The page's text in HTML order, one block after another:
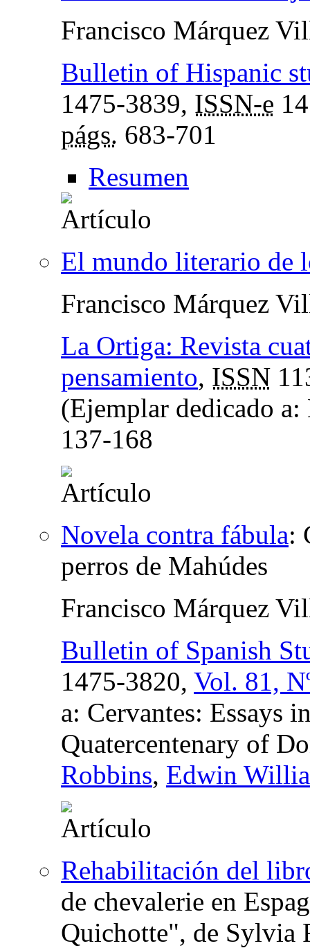
Francisco Márquez
Bulletin of Hispanic
1475-3839, ISSN-e
págs. 683-701
Resumen
El mundo literario de
Francisco Márquez
La Ortiga: Revista
pensamiento, ISSN
(Ejemplar dedicado
137-168
Novela contra fábula:
perros de Mahúdes
Francisco Márquez
Bulletin of Spanish
1475-3820, Vol. 81,
a: Cervantes: Essays
Quatercentenary of
Robbins, Edwin
Rehabilitación del
de chevalerie en
Quichotte", de Sylvia